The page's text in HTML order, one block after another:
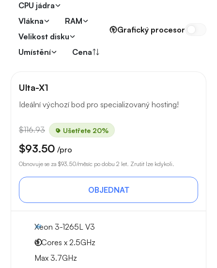
CPU jádra
Vlákna
RAM
Velikost disku
Umístění
Cena
Grafický procesor
Ulta-X1
Ideální výchozí bod pro specializovaný hosting!
$116.93 Ušetřete 20%
$93.50 /pro
Obnovuje se za $93.50/měsíc po dobu 2 let. Zrušit lze kdykoli.
OBJEDNAT
Xeon 3-1265L V3
4 Cores x 2.5GHz
Max 3.7GHz